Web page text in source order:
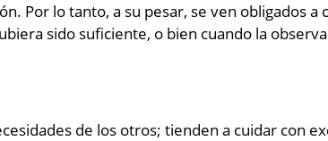
Por lo tanto, a su pesar, se ven obligados
sido suficiente, o bien cuando la
de los otros; tienden a cuidar con